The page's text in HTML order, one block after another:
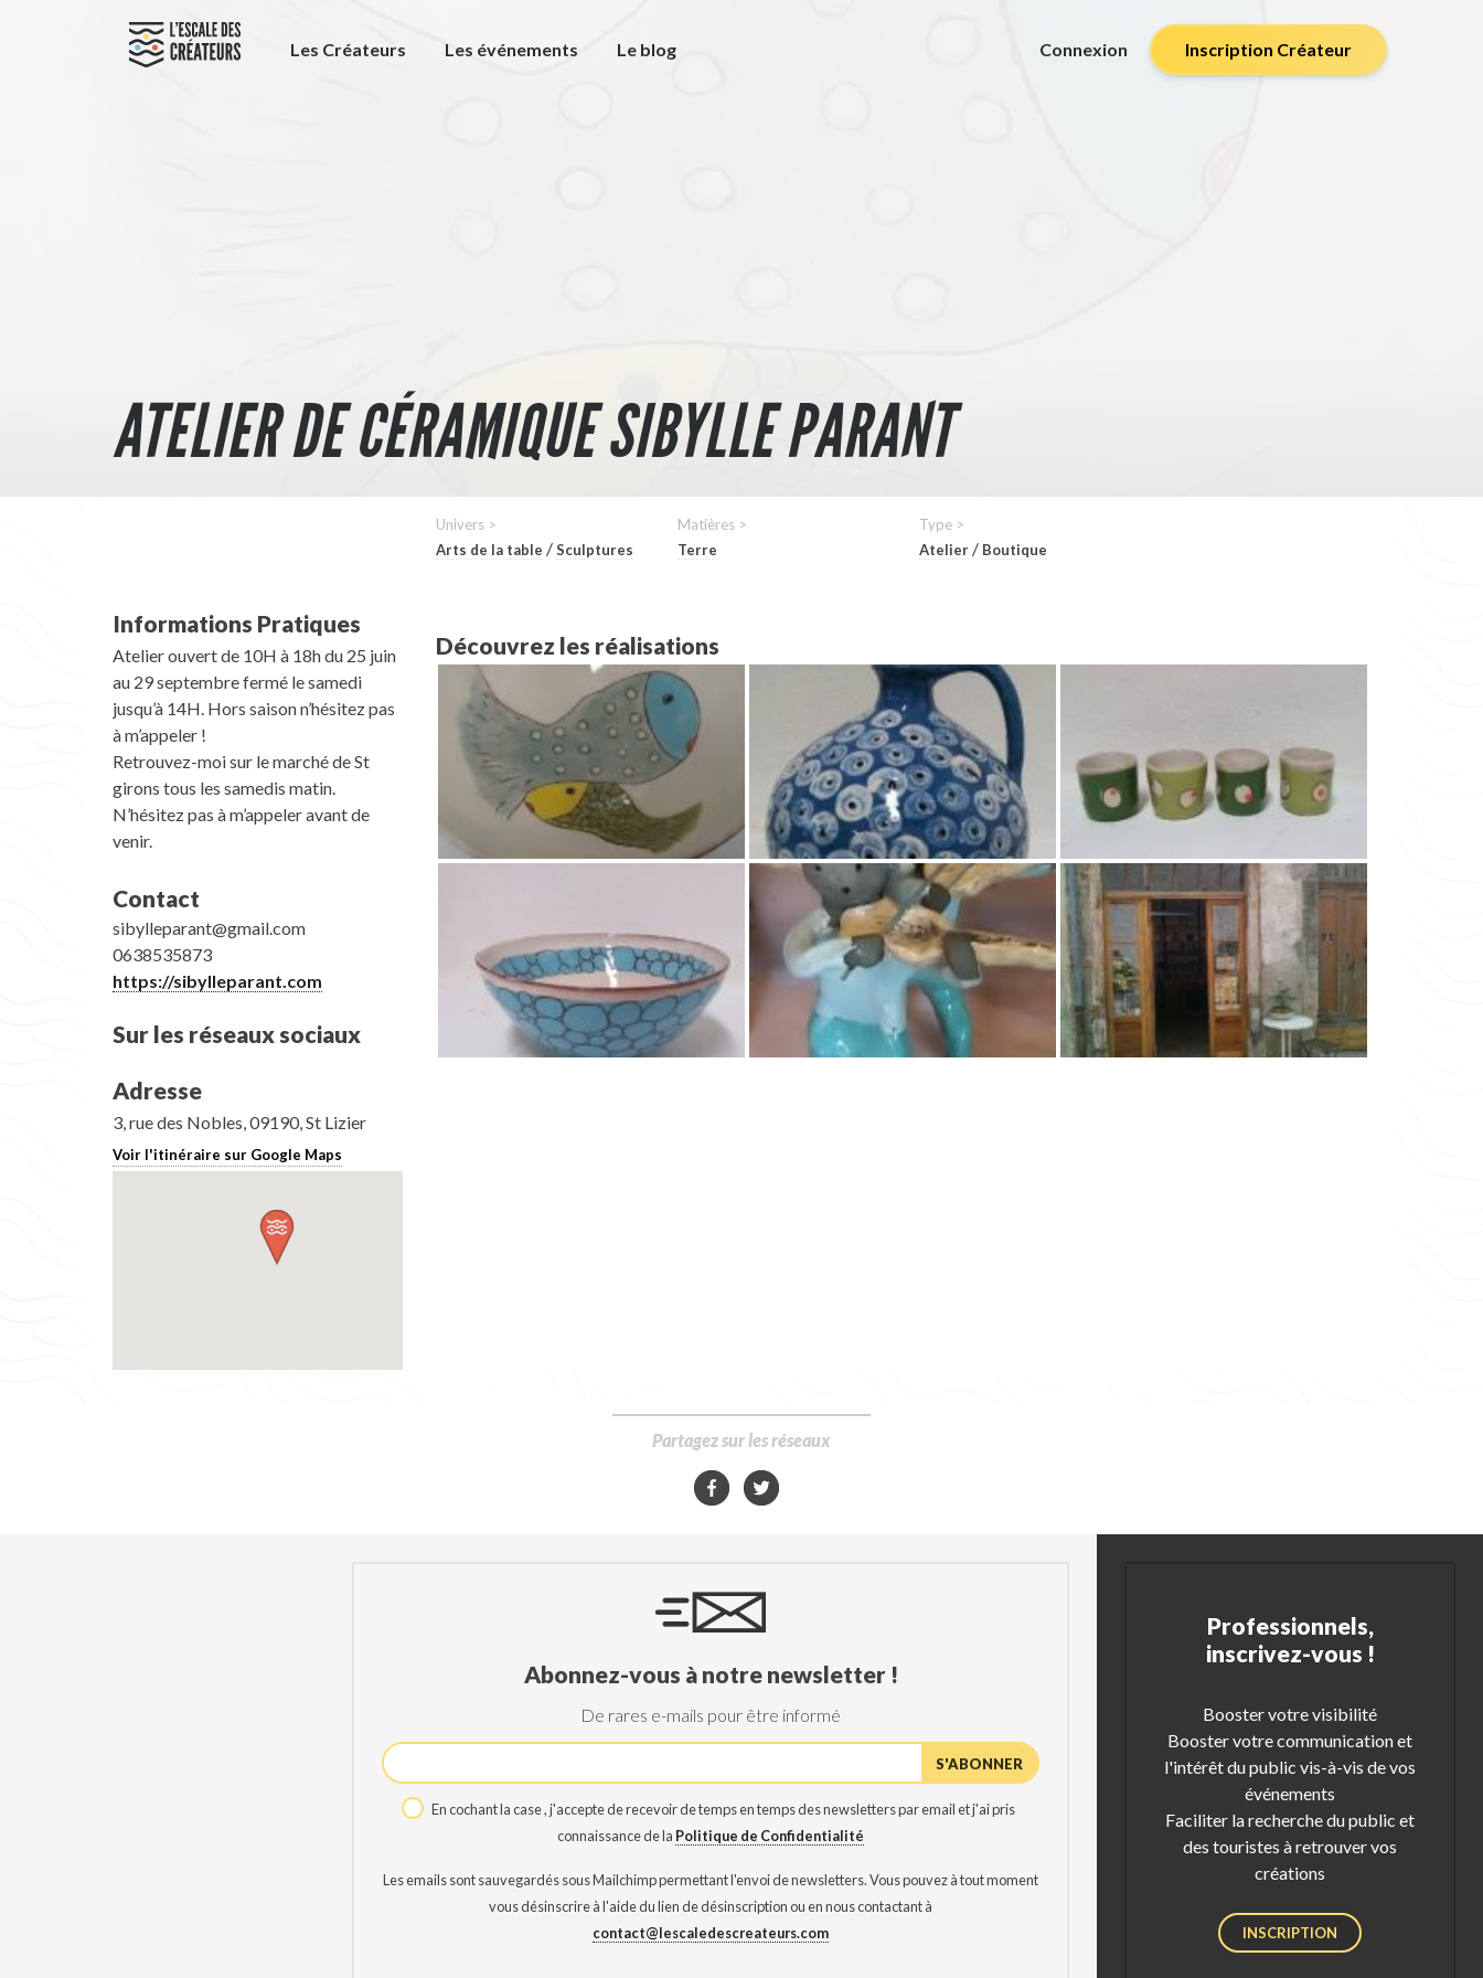
Les Créateurs Les événements Le blog Connexion Inscription Créateur
ATELIER DE CÉRAMIQUE SIBYLLE PARANT
Informations Pratiques
Atelier ouvert de 10H à 18h du 25 juin
au 29 septembre fermé le samedi
jusqu’à 14H. Hors saison n’hésitez pas
à m’appeler !
Retrouvez-moi sur le marché de St
girons tous les samedis matin.
N’hésitez pas à m’appeler avant de
venir.
Contact
sibylleparant@gmail.com
0638535873
https://sibylleparant.com
Sur les réseaux sociaux
Adresse
3, rue des Nobles, 09190, St Lizier
Voir l'itinéraire sur Google Maps
Univers >
Arts de la table /Sculptures
Matières >
Terre
Type >
Atelier / Boutique
Découvrez les réalisations
Partagez sur les réseaux
Abonnez-vous à notre newsletter !
De rares e-mails pour être informé
En cochant la case , j'accepte de recevoir de temps en temps des newsletters par email et j'ai pris
connaissance de la Politique de Confidentialité
Les emails sont sauvegardés sous Mailchimp permettant l'envoi de newsletters. Vous pouvez à tout moment
vous désinscrire à l'aide du lien de désinscription ou en nous contactant à
contact@lescaledescreateurs.com
Professionnels,
inscrivez-vous !
Booster votre visibilité
Booster votre communication et
l'intérêt du public vis-à-vis de vos
événements
Faciliter la recherche du public et
des touristes à retrouver vos
créations
INSCRIPTION